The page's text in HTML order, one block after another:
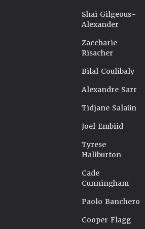
Shai Gilgeous-
Alexander
Zaccharie
Risacher
Bilal Coulibaly
Alexandre Sarr
Tidjane Salaün
Joel Embiid
Tyrese
Haliburton
Cade
Cunningham
Paolo Banchero
Cooper Flagg